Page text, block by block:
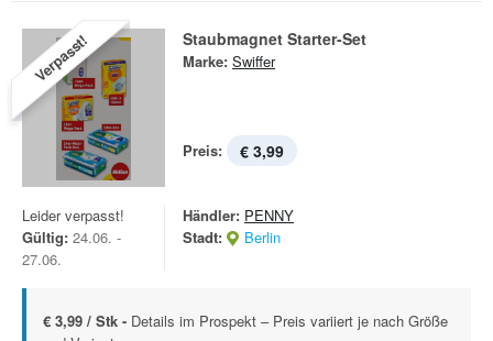
Verpasst! Staubmagnet Starter-Set
Marke: Swiffer
Preis: € 3,99
Leider verpasst!
Gültig: 24.06. -
27.06.
Händler: PENNY
Stadt:
Berlin
€ 3,99 / Stk - Details im Prospekt – Preis variiert je nach Größe